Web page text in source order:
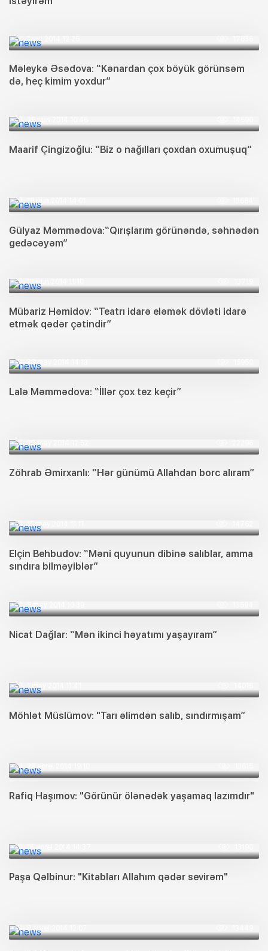
1 iyul 2014 12:25
Məleykə Əsədova: “Kənardan çox böyük görünsəm
də, heç kimim yoxdur”
25 iyun 2014 10:46
Maarif Çingizoğlu: “Biz o nağılları çoxdan oxumuşuq”
18 iyun 2014 14:01
Gülyaz Məmmədova:“Qırışlarım görünəndə, səhnədən
gedəcəyəm”
Mübariz Həmidov: “Teatrı idarə eləmək dövləti idarə
etmək qədər çətindir”
30 may 2014 14:13
Lalə Məmmədova: “İllər çox tez keçir”
23 may 2014 12:52
Zöhrab Əmirxanlı: “Hər günümü Allahdan borc alıram”
15 may 2014 11:11
Elçin Behbudov: “Məni quyunun dibinə salıblar, amma
sındıra bilməyiblər”
Nicat Dağlar: “Mən ikinci həyatımı yaşayıram”
Möhlət Müslümov: "Tarı əlimdən salıb, sındırmışam”
23 aprel 2014 19:10
Rafiq Haşımov: "Görünür ölənədək yaşamaq lazımdır"
16 aprel 2014 14:37
Paşa Qəlbinur: "Kitabları Allahım qədər sevirəm"
9 aprel 2014 12:07